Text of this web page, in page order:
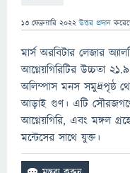
13 ফেব্রুয়ারি 2022 উত্তর প্রদান
মার্স অরবিটার লেজার
আগ্নেয়গিরিটির উচ্চতা
অলিম্পাস মনস সমুদ্রপৃষ্ঠ
আড়াই গুণ। এটি
আগ্নেয়গিরি, এবং মঙ্গল
মন্টেসের সাথে যুক্ত।